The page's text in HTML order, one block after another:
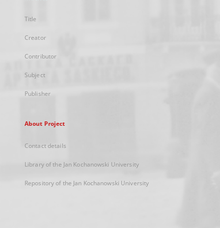
Title
Creator
Contributor
Subject
Publisher
About Project
Contact details
Library of the Jan Kochanowski University
Repository of the Jan Kochanowski University